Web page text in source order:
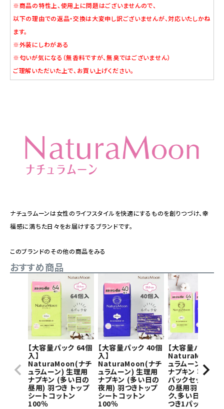
※商品の特性上、使用上に問題はございませんので、
以下の理由での返品・交換は大変申し訳ございませんが、対応いたしかね
ます。
※外装にしわがある
※匂いが気になる（無香料ですが、無臭ではございません）
ご理解いただいた上で、お買い上げください。
ナチュラムーンは女性のライフスタイルを快適にするものを創りつづけ、幸
福感に満ちた日々をお届けするブランドです。
このブランドのその他の商品をみる
おすすめ商品
【大容量パック 64個
入】
NaturaMoon(ナチ
ュラムーン) 生理用
ナプキン (多い日の
昼用) 羽つき トップ
シートコットン
100％
【大容量パック 40個
入】
NaturaMoon(ナチ
ュラムーン) 生理用
ナプキン (多い日の
夜用) 羽つきトップ
シートコットン
100％
【大容量パック】
NaturaMoon(
ュラムーン) 生理
ナプキン 羽つき
パックセット(多
の昼用羽つき1パ
ク、多い日の夜
つき1パック)